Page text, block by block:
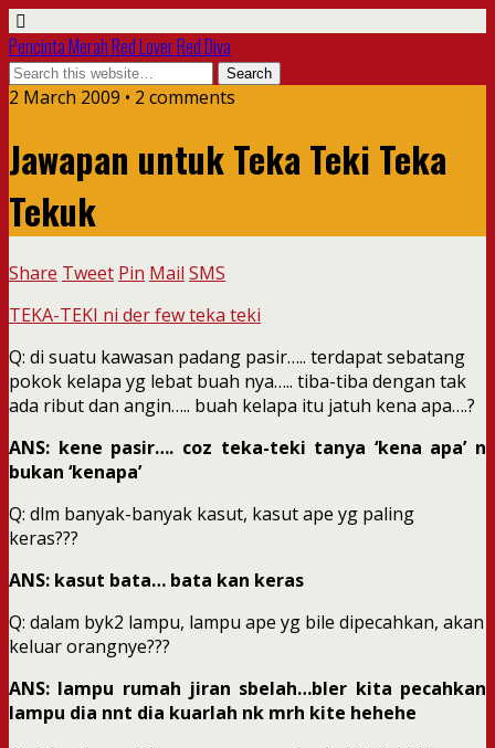
Pencinta Merah Red Lover Red Diva
2 March 2009 • 2 comments
Jawapan untuk Teka Teki Teka
Tekuk
Share Tweet Pin Mail SMS
TEKA-TEKI ni der few teka teki
Q: di suatu kawasan padang pasir….. terdapat sebatang
pokok kelapa yg lebat buah nya….. tiba-tiba dengan tak
ada ribut dan angin….. buah kelapa itu jatuh kena apa….?
ANS: kene pasir…. coz teka-teki tanya ‘kena apa’ n
bukan ‘kenapa’
Q: dlm banyak-banyak kasut, kasut ape yg paling
keras???
ANS: kasut bata… bata kan keras
Q: dalam byk2 lampu, lampu ape yg bile dipecahkan, akan
keluar orangnye???
ANS: lampu rumah jiran sbelah…bler kita pecahkan
lampu dia nnt dia kuarlah nk mrh kite hehehe